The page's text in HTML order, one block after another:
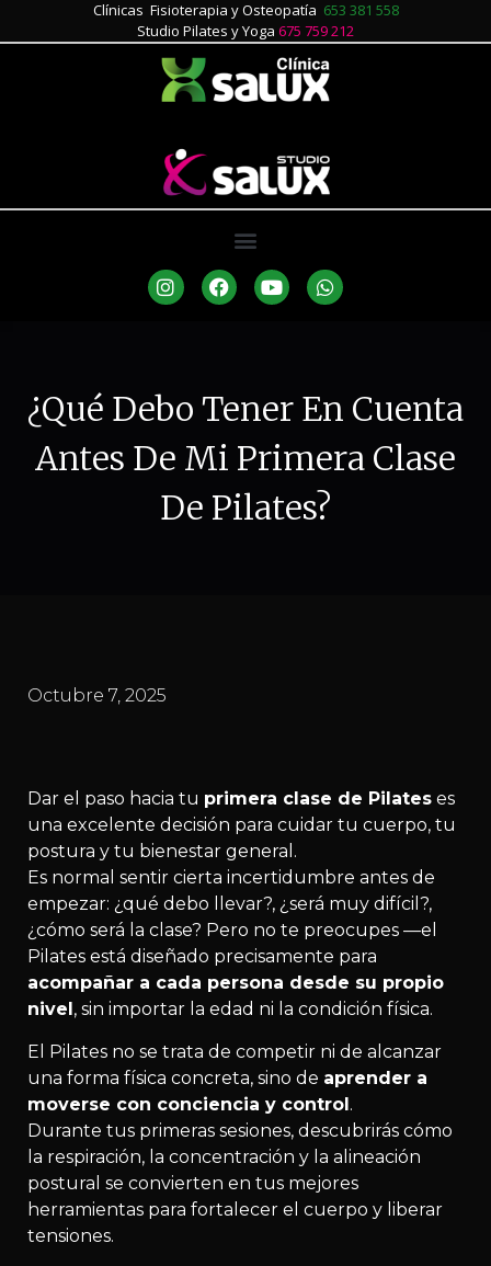
Clínicas Fisioterapia y Osteopatía 653 381 558
Studio Pilates y Yoga 675 759 212
¿Qué Debo Tener En Cuenta
Antes De Mi Primera Clase
De Pilates?
Octubre 7, 2025
Dar el paso hacia tu primera clase de Pilates es
una excelente decisión para cuidar tu cuerpo, tu
postura y tu bienestar general.
Es normal sentir cierta incertidumbre antes de
empezar: ¿qué debo llevar?, ¿será muy difícil?,
¿cómo será la clase? Pero no te preocupes —el
Pilates está diseñado precisamente para
acompañar a cada persona desde su propio
nivel , sin importar la edad ni la condición física.
El Pilates no se trata de competir ni de alcanzar
una forma física concreta, sino de aprender a
moverse con conciencia y control.
Durante tus primeras sesiones, descubrirás cómo
la respiración, la concentración y la alineación
postural se convierten en tus mejores
herramientas para fortalecer el cuerpo y liberar
tensiones.